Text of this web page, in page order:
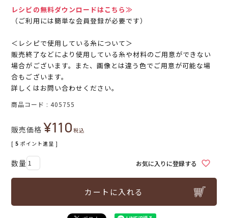
レシピの無料ダウンロードはこちら≫
（ご利用には簡単な会員登録が必要です）
＜レシピで使用している糸について＞
販売終了などにより使用している糸や材料のご用意ができない
場合がございます。また、画像とは違う色でご用意が可能な場
合もございます。
詳しくはお問い合わせください。
商品コード 405755
販売価格 ¥110税込
[ 5 ポイント進呈 ]
お気に入りに登録する
カートに入れる